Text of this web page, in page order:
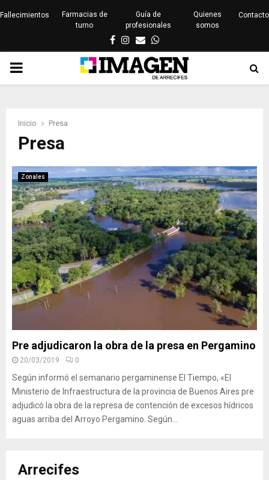
Fallecimientos
Farmacias de
turno
Guía de
profesionales
Quienes
somos
Contacto
Facebook
Instagram
EmailWhatsapp
PRIMARY
Inicio Presa
Presa
Zonales
Pre adjudicaron la obra de la presa en Pergamino
20/03/2019 0
Según informó el semanario pergaminense El Tiempo, «El
Ministerio de Infraestructura de la provincia de Buenos Aires pre
adjudicó la obra de la represa de contención de excesos hídricos
aguas arriba del Arroyo Pergamino. Según...
Arrecifes